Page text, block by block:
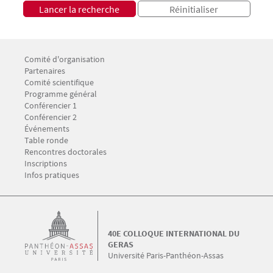
Menu Footer GERAS 1
Comité d'organisation
Partenaires
Comité scientifique
Menu Footer GERAS 2
Programme général
Conférencier 1
Conférencier 2
Événements
Table ronde
Menu Footer GERAS 3
Rencontres doctorales
Inscriptions
Infos pratiques
Université Paris-Panthéon-Assas
40E COLLOQUE INTERNATIONAL DU
GERAS